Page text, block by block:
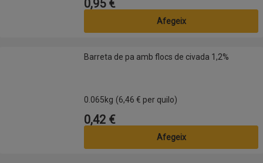
Preu
0,95 €
Afegeix
Barreta de pa amb flocs de civada 1,2%Barreta de pa amb flocs de civada 1,2%
0.065kg (6,46 € per quilo)
Preu
0,42 €
Afegeix